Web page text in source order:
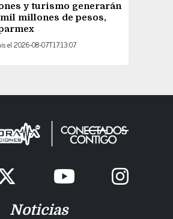
y turismo generarán
mil millones de pesos,
el 2026-08-07T17:13:07
Noticias